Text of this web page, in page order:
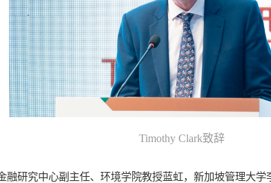
Timothy Clark致辞
融研究中心副主任、环境学院教授蓝虹，新加坡管理大